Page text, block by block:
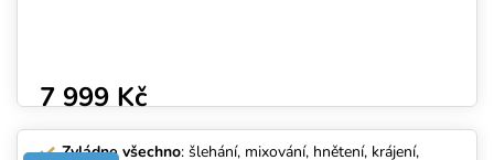
7 999 Kč
Zvládne všechno: šlehání, mixování, hnětení, krájení,